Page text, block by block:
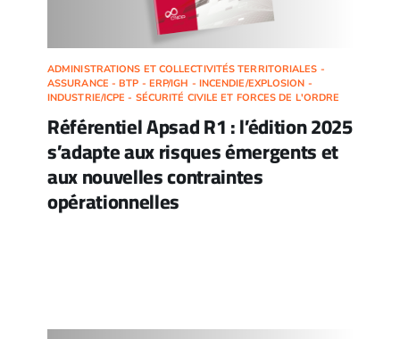
ADMINISTRATIONS ET COLLECTIVITÉS TERRITORIALES -
ASSURANCE - BTP - ERP/IGH - INCENDIE/EXPLOSION -
INDUSTRIE/ICPE - SÉCURITÉ CIVILE ET FORCES DE L'ORDRE
Référentiel Apsad R1 : l’édition 2025
s’adapte aux risques émergents et
aux nouvelles contraintes
opérationnelles